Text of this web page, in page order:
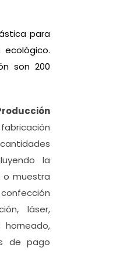
para
son 200
la
o muestra
láser,
de pago